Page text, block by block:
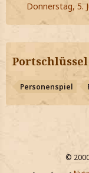
Donnerstag, 5.
Portschlüssel
Personenspiel
©